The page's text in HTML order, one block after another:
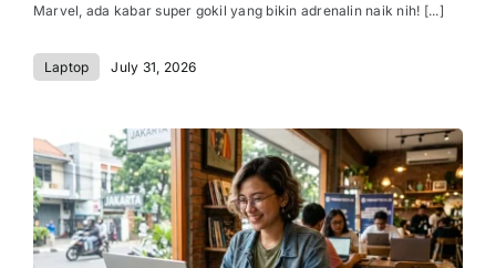
Marvel, ada kabar super gokil yang bikin adrenalin naik nih! [...]
Laptop July 31, 2026